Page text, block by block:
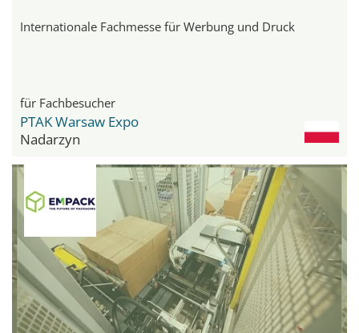
Internationale Fachmesse für Werbung und Druck
für Fachbesucher
PTAK Warsaw Expo
Nadarzyn